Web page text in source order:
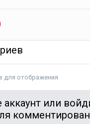
для отображения
аккаунт или